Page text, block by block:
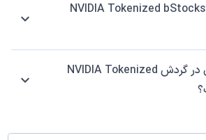
چه کیف پول‌هایی از NVIDIA Tokenized bStocks
عرضه‌ی کل و عرضه‌ی در گردش NVIDIA Tokenized